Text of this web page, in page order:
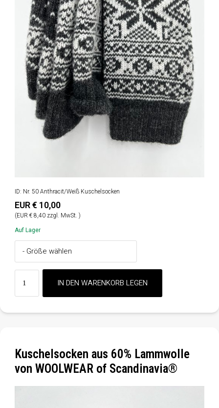
ID: Nr. 50 Anthracit/Weiß Kuschelsocken
EUR € 10,00
(EUR € 8,40 zzgl. MwSt. )
Auf Lager
Kuschelsocken aus 60% Lammwolle
von WOOLWEAR of Scandinavia®